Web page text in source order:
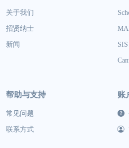
关于我们
招贤纳士
新闻
帮助与支持
常见问题
联系方式
账